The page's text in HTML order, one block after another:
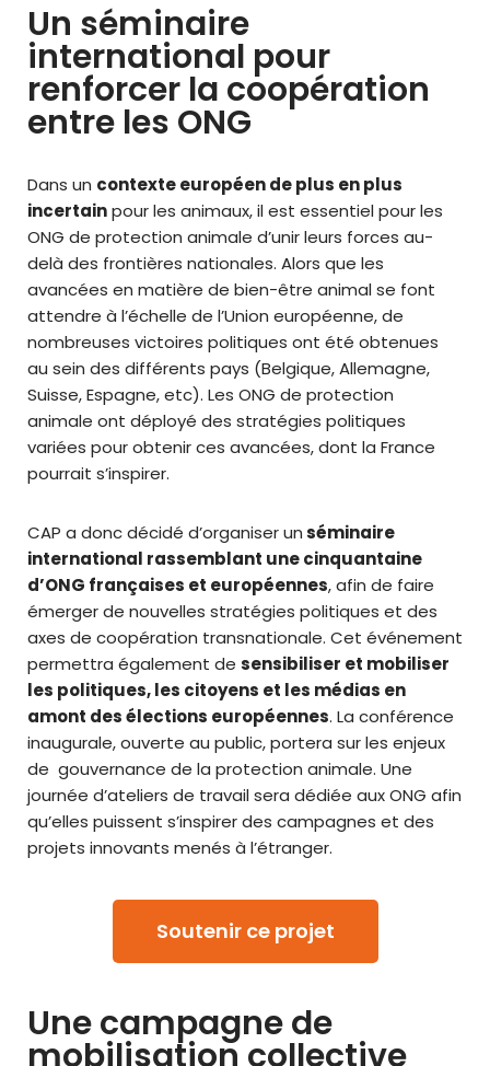
Un séminaire
international pour
renforcer la coopération
entre les ONG
Dans un contexte européen de plus en plus
incertainpour les animaux, il est essentiel pour les
ONG de protection animale d’unir leurs forces au-
delà des frontières nationales. Alors que les
avancées en matière de bien-être animal se font
attendre à l’échelle de l’Union européenne, de
nombreuses victoires politiques ont été obtenues
au sein des différents pays (Belgique, Allemagne,
Suisse, Espagne, etc). Les ONG de protection
animale ont déployé des stratégies politiques
variées pour obtenir ces avancées, dont la France
pourrait s’inspirer.
CAP a donc décidé d’organiser unséminaire
international rassemblant une cinquantaine
d’ONG françaises et européennes, afin de faire
émerger de nouvelles stratégies politiques et des
axes de coopération transnationale. Cet événement
permettra également de sensibiliser et mobiliser
les politiques, les citoyens et les médias en
amont des élections européennes. La conférence
inaugurale, ouverte au public, portera sur les enjeux
de gouvernance de la protection animale. Une
journée d’ateliers de travail sera dédiée aux ONG afin
qu’elles puissent s’inspirer des campagnes et des
projets innovants menés à l’étranger.
Soutenir ce projet
Une campagne de
mobilisation collective